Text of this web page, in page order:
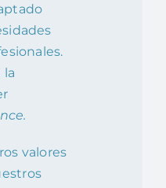
la
valores